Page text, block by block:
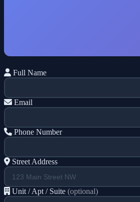
Full Name
Email
Phone Number
Street Address
Unit / Apt / Suite (optional)